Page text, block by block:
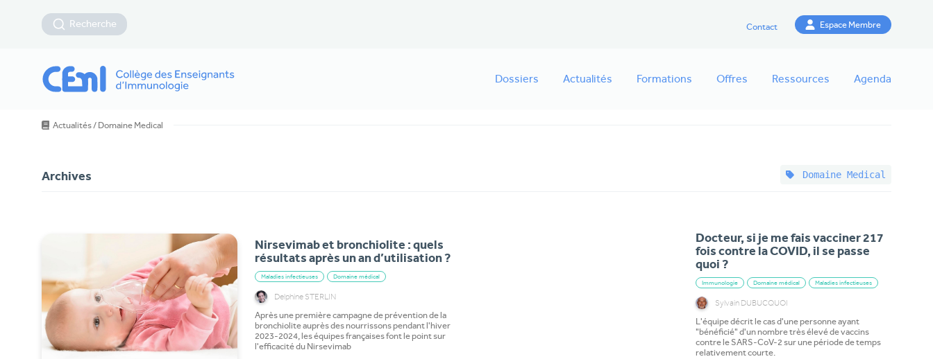
Recherche Contact Espace Membre
Dossiers Actualités Formations Offres Ressources Agenda
Actualités/ Domaine Medical
Archives Domaine Medical
Nirsevimab et bronchiolite : quels
résultats après un an d’utilisation ?
Maladies infectieuses Domaine médical
Delphine STERLIN
Après une première campagne de prévention de la
bronchiolite auprès des nourrissons pendant l'hiver
2023-2024, les équipes françaises font le point sur
l'efficacité du Nirsevimab
Docteur, si je me fais vacciner 217
fois contre la COVID, il se passe
quoi ?
Immunologie Domaine médical Maladies infectieuses
Sylvain DUBUCQUOI
L'équipe décrit le cas d'une personne ayant
"bénéficié" d'un nombre très élevé de vaccins
contre le SARS-CoV-2 sur une période de temps
relativement courte.